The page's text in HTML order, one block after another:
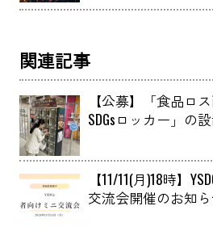
関連記事
【公募】「食品ロ
SDGsロッカー」の
【11/11(月)18時】
交流会開催のお知